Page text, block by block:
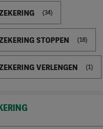
(34)
STOPPEN (18)
VERLENGEN (1)